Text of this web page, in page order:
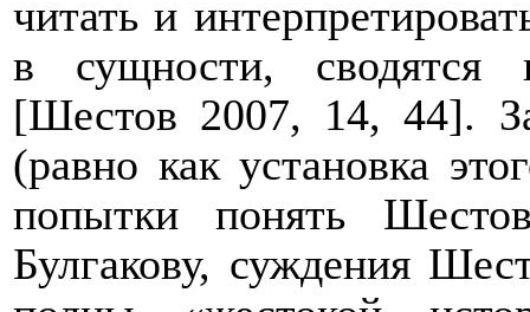
читать и
в сущности, сводятся
[Шестов 2007, 14, 44].
(равно как установка
попытки понять
Булгакову, суждения